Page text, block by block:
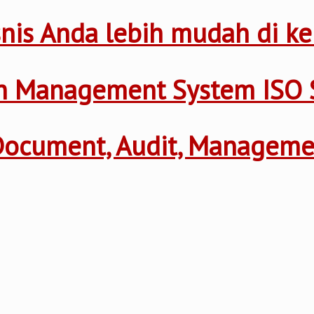
Anda lebih mudah di
System ISO
Audit,